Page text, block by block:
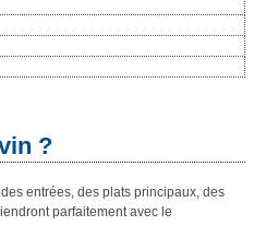
?
entrées, des plats principaux, des
parfaitement avec le